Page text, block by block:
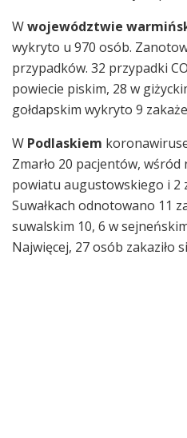
Wwojewództwie
wykryto u 970 osób.
przypadków. 32 przypadki
powiecie piskim, 28 w
gołdapskim wykryto 9
W Podlaskiem
Zmarło 20 pacjentów, wśród
powiatu augustowskiego i 2
Suwałkach odnotowano 11
suwalskim 10, 6 w
Najwięcej, 27 osób zakaziło